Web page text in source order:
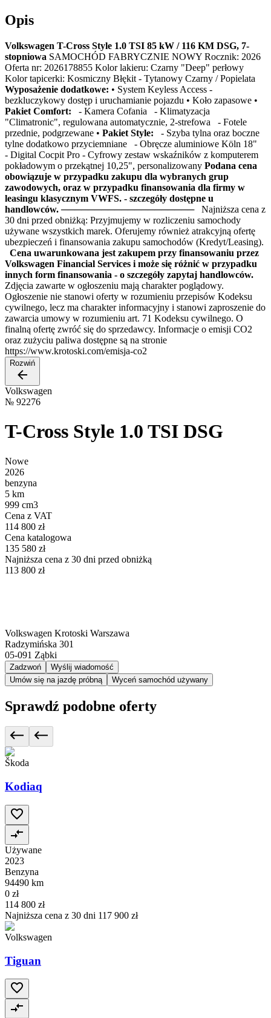
Opis
Volkswagen T-Cross Style 1.0 TSI 85 kW / 116 KM DSG, 7-
stopniowa SAMOCHÓD FABRYCZNIE NOWY Rocznik: 2026
Oferta nr: 2026178855 Kolor lakieru: Czarny "Deep" perłowy
Kolor tapicerki: Kosmiczny Błękit - Tytanowy Czarny / Popielata
Wyposażenie dodatkowe: • System Keyless Access -
bezkluczykowy dostęp i uruchamianie pojazdu • Koło zapasowe •
Pakiet Comfort: - Kamera Cofania - Klimatyzacja
"Climatronic", regulowana automatycznie, 2-strefowa - Fotele
przednie, podgrzewane • Pakiet Style: - Szyba tylna oraz boczne
tylne dodatkowo przyciemniane - Obręcze aluminiowe Köln 18"
- Digital Cocpit Pro - Cyfrowy zestaw wskaźników z komputerem
pokładowym o przekątnej 10,25", personalizowany Podana cena
obowiązuje w przypadku zakupu dla wybranych grup
zawodowych, oraz w przypadku finansowania dla firmy w
leasingu klasycznym VWFS. - szczegóły dostępne u
handlowców. ──────────────────── Najniższa cena z
30 dni przed obniżką: Przyjmujemy w rozliczeniu samochody
używane wszystkich marek. Oferujemy również atrakcyjną ofertę
ubezpieczeń i finansowania zakupu samochodów (Kredyt/Leasing).
Cena uwarunkowana jest zakupem przy finansowaniu przez
Volkswagen Financial Services i może się różnić w przypadku
innych form finansowania - o szczegóły zapytaj handlowców.
Zdjęcia zawarte w ogłoszeniu mają charakter poglądowy.
Ogłoszenie nie stanowi oferty w rozumieniu przepisów Kodeksu
cywilnego, lecz ma charakter informacyjny i stanowi zaproszenie do
zawarcia umowy w rozumieniu art. 71 Kodeksu cywilnego. O
finalną ofertę zwróć się do sprzedawcy. Informacje o emisji CO2
oraz zużyciu paliwa dostępne są na stronie
https://www.krotoski.com/emisja-co2
Rozwiń
Volkswagen
№ 92276
T-Cross Style 1.0 TSI DSG
Nowe
2026
benzyna
5 km
999 cm3
Cena z VAT
114 800 zł
Cena katalogowa
135 580 zł
Najniższa cena z 30 dni przed obniżką
113 800 zł
Volkswagen Krotoski Warszawa
Radzymińska 301
05-091 Ząbki
Zadzwoń
Wyślij wiadomość
Umów się na jazdę próbną
Wyceń samochód używany
Sprawdź podobne oferty
Škoda
Kodiaq
Używane
2023
Benzyna
94490 km
0 zł
114 800 zł
Najniższa cena z 30 dni 117 900 zł
Volkswagen
Tiguan